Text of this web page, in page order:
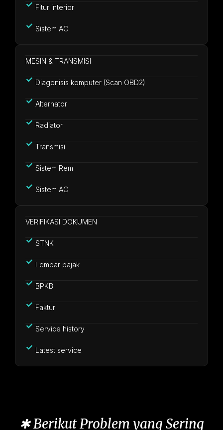
Fitur interior
Sistem AC
MESIN & TRANSMISI
Diagonisis komputer (Scan OBD2)
Alternator
Radiator
Transmisi
Sistem Rem
Sistem AC
VERIFIKASI DOKUMEN
STNK
Lembar pajak
BPKB
Faktur
Service history
Latest service
✱ Berikut Problem yang Sering